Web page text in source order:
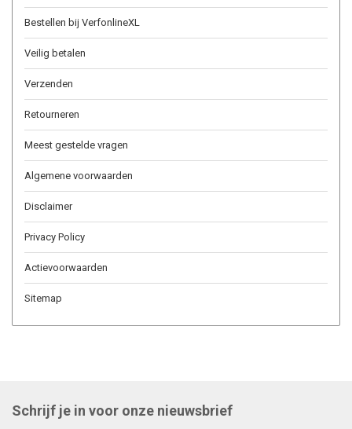
Bestellen bij VerfonlineXL
Veilig betalen
Verzenden
Retourneren
Meest gestelde vragen
Algemene voorwaarden
Disclaimer
Privacy Policy
Actievoorwaarden
Sitemap
Schrijf je in voor onze nieuwsbrief